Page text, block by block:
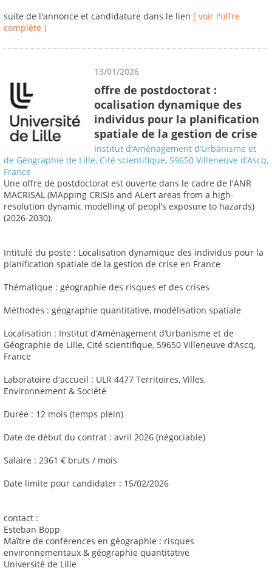
suite de l'annonce et candidature dans le lien [ voir l'offre
complète ]
13/01/2026
offre de postdoctorat :
ocalisation dynamique des
individus pour la planification
spatiale de la gestion de crise
Institut d’Aménagement d’Urbanisme et
de Géographie de Lille, Cité scientifique, 59650 Villeneuve d’Ascq,
France
Une offre de postdoctorat est ouverte dans le cadre de l'ANR
MACRISAL (MApping CRISis and ALert areas from a high-
resolution dynamic modelling of peopl’s exposure to hazards)
(2026-2030).
Intitulé du poste : Localisation dynamique des individus pour la
planification spatiale de la gestion de crise en France
Thématique : géographie des risques et des crises
Méthodes : géographie quantitative, modélisation spatiale
Localisation : Institut d’Aménagement d’Urbanisme et de
Géographie de Lille, Cité scientifique, 59650 Villeneuve d’Ascq,
France
Laboratoire d'accueil : ULR 4477 Territoires, Villes,
Environnement & Société
Durée : 12 mois (temps plein)
Date de début du contrat : avril 2026 (négociable)
Salaire : 2361 € bruts / mois
Date limite pour candidater : 15/02/2026
contact :
Esteban Bopp
Maître de conférences en géographie : risques
environnementaux & géographie quantitative
Université de Lille